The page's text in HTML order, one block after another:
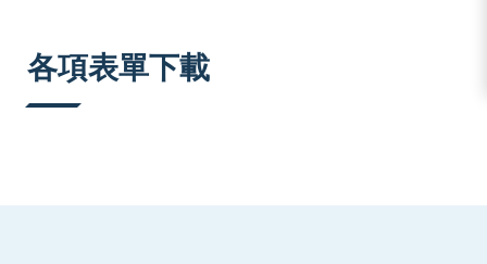
各項表單下載